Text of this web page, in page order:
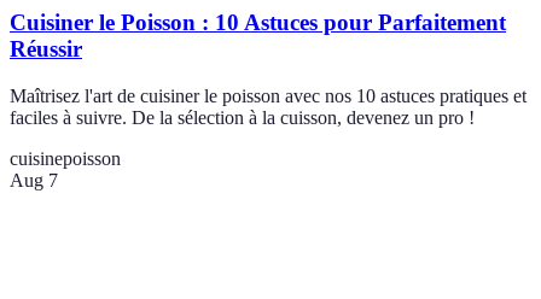
Cuisiner le Poisson : 10 Astuces pour Parfaitement
Réussir
Maîtrisez l'art de cuisiner le poisson avec nos 10 astuces pratiques et
faciles à suivre. De la sélection à la cuisson, devenez un pro !
cuisinepoisson
Aug 7